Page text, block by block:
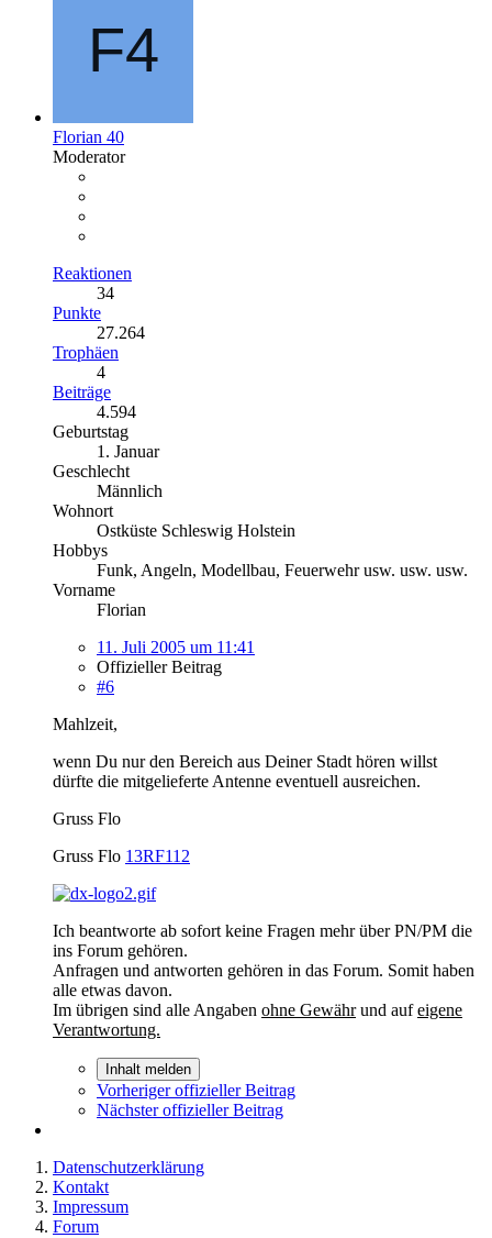
Florian 40
Moderator
Reaktionen
34
Punkte
27.264
Trophäen
4
Beiträge
4.594
Geburtstag
1. Januar
Geschlecht
Männlich
Wohnort
Ostküste Schleswig Holstein
Hobbys
Funk, Angeln, Modellbau, Feuerwehr usw. usw. usw.
Vorname
Florian
11. Juli 2005 um 11:41
Offizieller Beitrag
#6
Mahlzeit,
wenn Du nur den Bereich aus Deiner Stadt hören willst
dürfte die mitgelieferte Antenne eventuell ausreichen.
Gruss Flo
Gruss Flo 13RF112
Ich beantworte ab sofort keine Fragen mehr über PN/PM die
ins Forum gehören.
Anfragen und antworten gehören in das Forum. Somit haben
alle etwas davon.
Im übrigen sind alle Angaben ohne Gewährund aufeigene
Verantwortung.
Inhalt melden
Vorheriger offizieller Beitrag
Nächster offizieller Beitrag
Datenschutzerklärung
Kontakt
Impressum
Forum